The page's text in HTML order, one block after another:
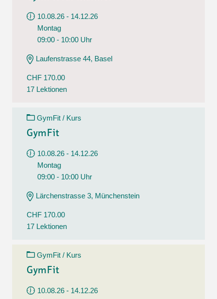
10.08.26 - 14.12.26
Montag
09:00 - 10:00 Uhr
Laufenstrasse 44, Basel
CHF 170.00
17 Lektionen
GymFit / Kurs
GymFit
10.08.26 - 14.12.26
Montag
09:00 - 10:00 Uhr
Lärchenstrasse 3, Münchenstein
CHF 170.00
17 Lektionen
GymFit / Kurs
GymFit
10.08.26 - 14.12.26